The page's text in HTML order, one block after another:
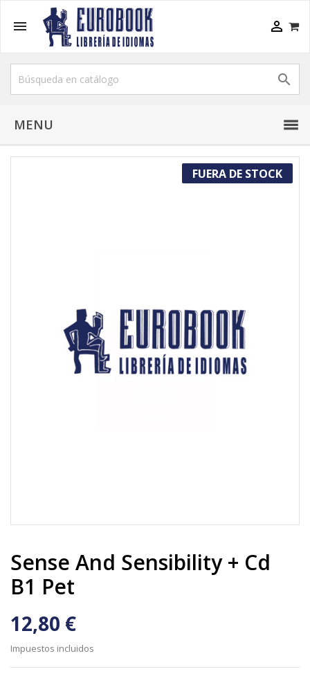
 

MENU
FUERA DE STOCK
Sense And Sensibility + Cd
B1 Pet
12,80 €
Impuestos incluidos